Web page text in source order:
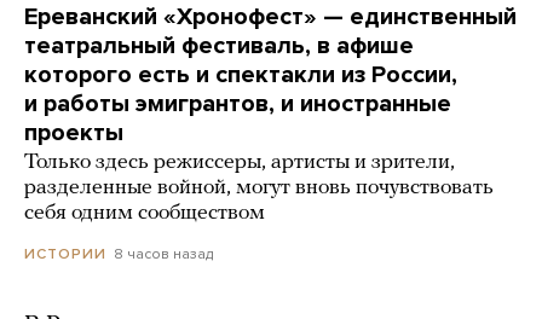
Ереванский «Хронофест» — единственный
театральный фестиваль, в афише
которого есть и спектакли из России,
и работы эмигрантов, и иностранные
проекты
Только здесь режиссеры, артисты и зрители,
разделенные войной, могут вновь почувствовать
себя одним сообществом
ИСТОРИИ 8 часов назад